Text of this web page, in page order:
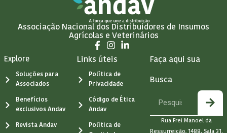
Associação Nacional dos Distribuidores de Insumos
Agrícolas e Veterinários
Explore
Soluções para
Associados
Benefícios
exclusivos Andav
Revista Andav
Links úteis
Política de
Privacidade
Código de Ética
Andav
Política de
Faça aqui sua
Busca
Rua Frei Manoel da
Ressurreição, 1488. Sala 31.